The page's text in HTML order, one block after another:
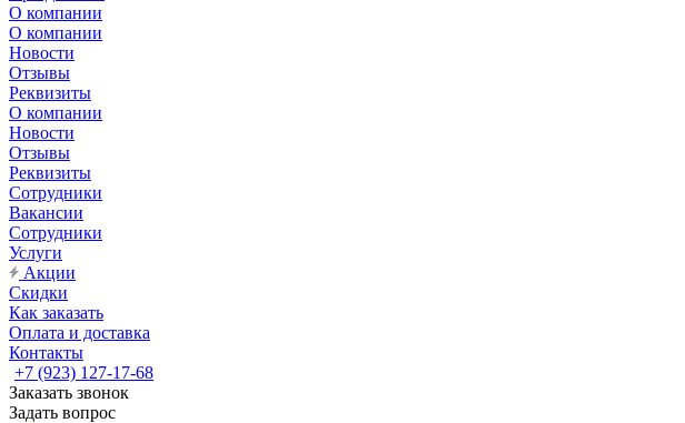
О компании
О компании
Новости
Отзывы
Реквизиты
О компании
Новости
Отзывы
Реквизиты
Сотрудники
Вакансии
Сотрудники
Услуги
Акции
Скидки
Как заказать
Оплата и доставка
Контакты
+7 (923) 127-17-68
Заказать звонок
Задать вопрос